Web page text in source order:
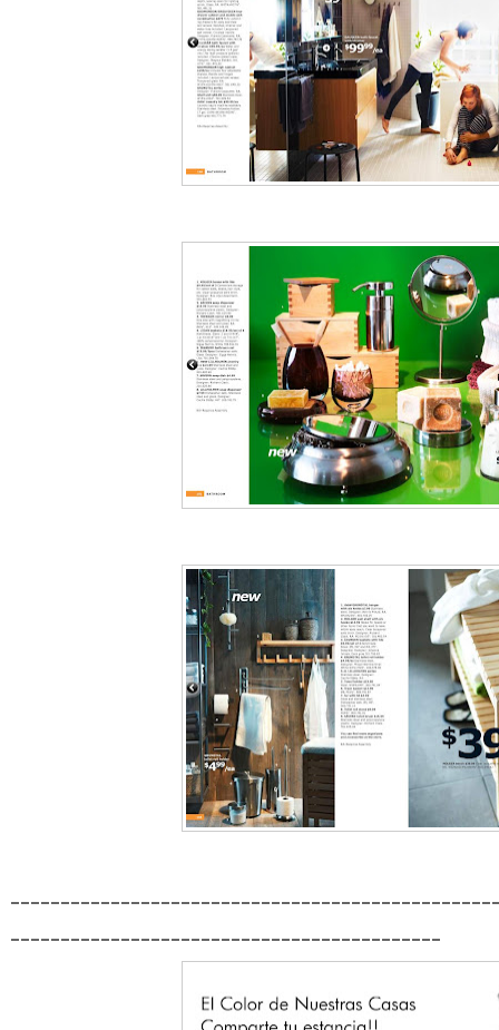
-------------------------------------------